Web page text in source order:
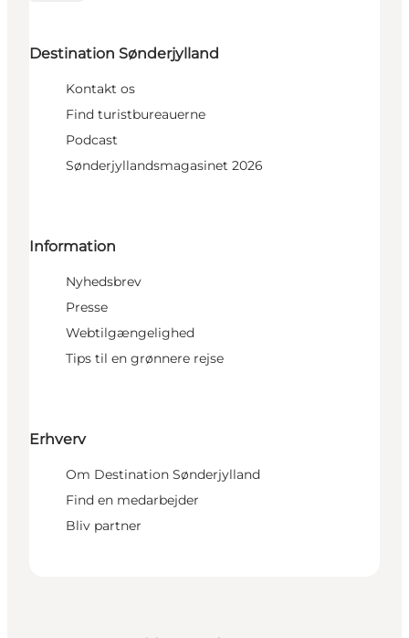
Destination Sønderjylland
Kontakt os
Find turistbureauerne
Podcast
Sønderjyllandsmagasinet 2026
Information
Nyhedsbrev
Presse
Webtilgængelighed
Tips til en grønnere rejse
Erhverv
Om Destination Sønderjylland
Find en medarbejder
Bliv partner